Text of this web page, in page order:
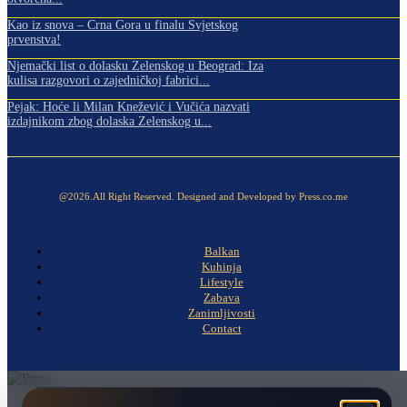
Kao iz snova – Crna Gora u finalu Svjetskog
prvenstva!
Njemački list o dolasku Zelenskog u Beograd: Iza
kulisa razgovori o zajedničkoj fabrici...
Pejak: Hoće li Milan Knežević i Vučića nazvati
izdajnikom zbog dolaska Zelenskog u...
@2026.All Right Reserved. Designed and Developed by Press.co.me
Balkan
Kuhinja
Lifestyle
Zabava
Zanimljivosti
Contact